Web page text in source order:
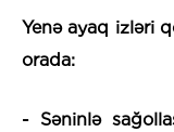
Yenə ayaq izləri
orada:
- Səninlə